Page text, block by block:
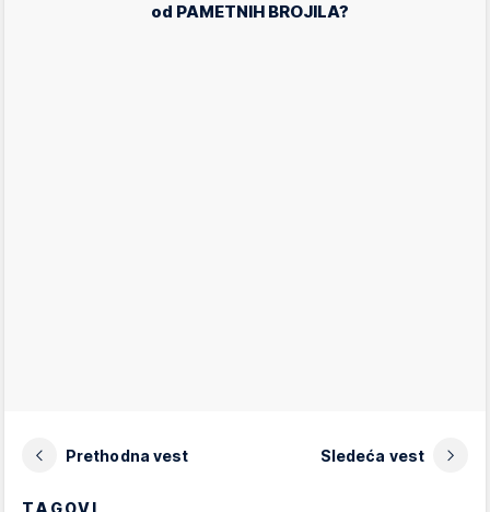
od PAMETNIH BROJILA?
Prethodna vest Sledeća vest
TAGOVI